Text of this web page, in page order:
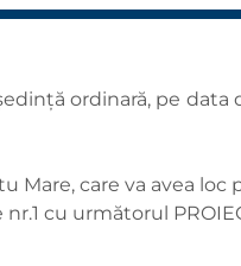
ordinară, pe data
Mare, care va avea loc
cu următorul